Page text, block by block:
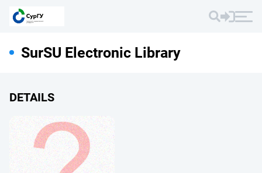
SurSU Electronic Library
DETAILS